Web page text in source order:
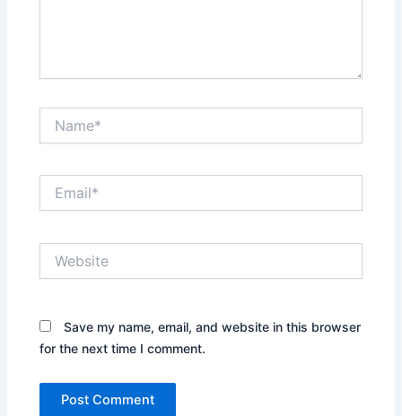
Save my name, email, and website in this browser
for the next time I comment.